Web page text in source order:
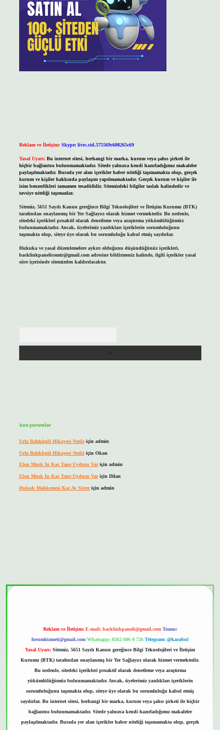
Reklam ve İletişim: Skype: live:.cid.575569c608265c69
Yasal Uyarı: Bu internet sitesi, herhangi bir marka, kurum veya şahıs şirketi ile
hiçbir bağlantısı bulunmamaktadır. Sitede yalnızca kendi hazırladığımız makaleler
paylaşılmaktadır. Burada yer alan içerikler haber niteliği taşımamakta olup, gerçek
kurum ve kişiler hakkında paylaşım yapılmamaktadır. Gerçek kurum ve kişiler ile
isim benzerlikleri tamamen tesadüfidir. Sitemizdeki bilgiler taslak halindedir ve
tavsiye niteliği taşımazlar.
Sitemiz, 5651 Sayılı Kanun gereğince Bilgi Teknolojileri ve İletişim Kurumu (BTK)
tarafından onaylanmış bir Yer Sağlayıcı olarak hizmet vermektedir. Bu nedenle,
sitedeki içerikleri proaktif olarak denetleme veya araştırma yükümlülüğümüz
bulunmamaktadır. Ancak, üyelerimiz yazdıkları içeriklerin sorumluluğunu
taşımakta olup, siteye üye olarak bu sorumluluğu kabul etmiş sayılırlar.
Hukuka ve yasal düzenlemelere aykırı olduğunu düşündüğünüz içerikleri,
backlinkpanelicomtr@gmail.comadresine bildirmeniz halinde, ilgili içerikler yasal
süre içerisinde sitemizden kaldırılacaktır.
Son yorumlar
Urfa Balıklıgöl Hikayesi Nediriçin admin
Urfa Balıklıgöl Hikayesi Nediriçin Okan
Elon Musk In Kaç Tane Uydusu Variçin admin
Elon Musk In Kaç Tane Uydusu Variçin Dilan
Hukuk Mahkemesi Kaç Ay Süreriçin admin
Reklam ve İletişim: E-mail: backlinkpaneli@gmail.com Teams:
forumhizmeti@gmail.com Whatsapp: 0262 606 0 726 Telegram: @karabul
Yasal Uyarı: Sitemiz, 5651 Sayılı Kanun gereğince Bilgi Teknolojileri ve İletişim
Kurumu (BTK) tarafından onaylanmış bir Yer Sağlayıcı olarak hizmet vermektedir.
Bu nedenle, sitedeki içerikleri proaktif olarak denetleme veya araştırma
yükümlülüğümüz bulunmamaktadır. Ancak, üyelerimiz yazdıkları içeriklerin
sorumluluğunu taşımakta olup, siteye üye olarak bu sorumluluğu kabul etmiş
sayılırlar. Bu internet sitesi, herhangi bir marka, kurum veya şahıs şirketi ile hiçbir
bağlantısı bulunmamaktadır. Sitede yalnızca kendi hazırladığımız makaleler
paylaşılmaktadır. Burada yer alan içerikler haber niteliği taşımamakta olup, gerçek